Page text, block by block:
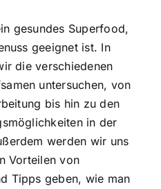
gesundes Superfood,
geeignet ist. In
die verschiedenen
untersuchen, von
bis hin zu den
in der
werden wir uns
Vorteilen von
Tipps geben, wie man